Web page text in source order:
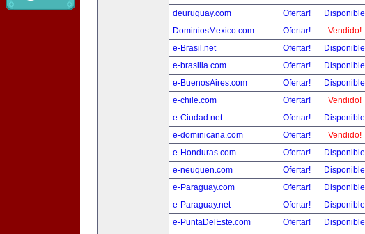
deuruguay.com
Ofertar!
Disponible
DominiosMexico.com
Ofertar!
Vendido!
e-Brasil.net
Ofertar!
Disponible
e-brasilia.com
Ofertar!
Disponible
e-BuenosAires.com
Ofertar!
Disponible
e-chile.com
Ofertar!
Vendido!
e-Ciudad.net
Ofertar!
Disponible
e-dominicana.com
Ofertar!
Vendido!
e-Honduras.com
Ofertar!
Disponible
e-neuquen.com
Ofertar!
Disponible
e-Paraguay.com
Ofertar!
Disponible
e-Paraguay.net
Ofertar!
Disponible
e-PuntaDelEste.com
Ofertar!
Disponible